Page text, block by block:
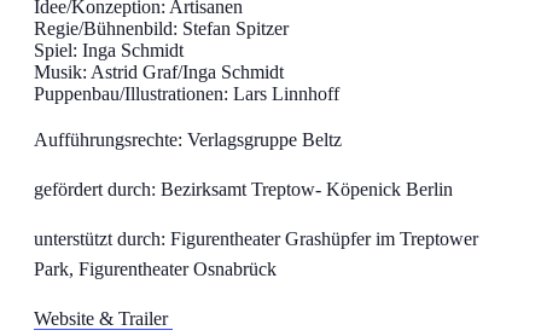
Idee/Konzeption: Artisanen
Regie/Bühnenbild: Stefan Spitzer
Spiel: Inga Schmidt
Musik: Astrid Graf/Inga Schmidt
Puppenbau/Illustrationen: Lars Linnhoff
Aufführungsrechte: Verlagsgruppe Beltz
gefördert durch: Bezirksamt Treptow- Köpenick Berlin
unterstützt durch: Figurentheater Grashüpfer im Treptower
Park, Figurentheater Osnabrück
Website & Trailer